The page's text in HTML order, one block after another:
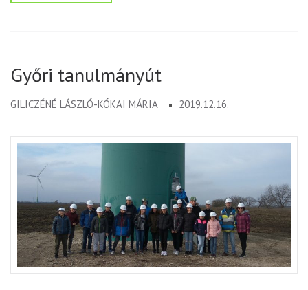
Győri tanulmányút
GILICZÉNÉ LÁSZLÓ-KÓKAI MÁRIA 2019.12.16.